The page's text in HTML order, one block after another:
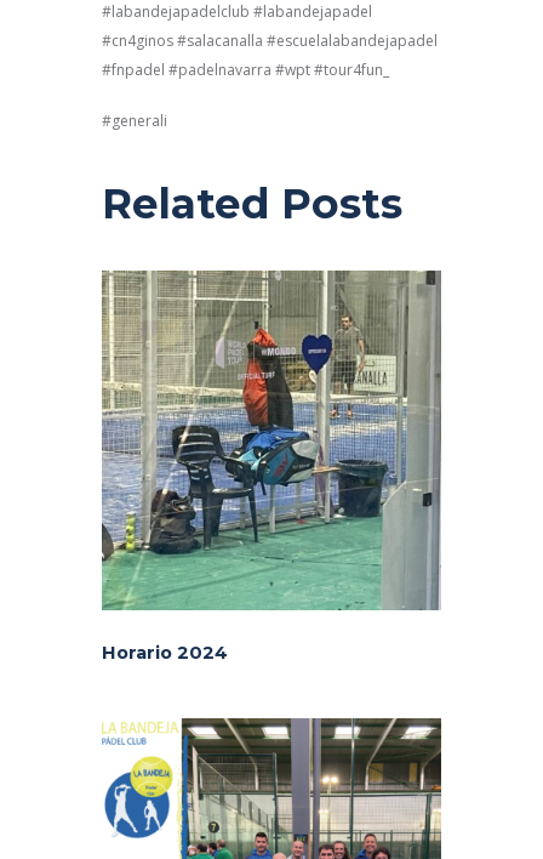
#labandejapadelclub #labandejapadel
#cn4ginos #salacanalla #escuelalabandejapadel
#fnpadel #padelnavarra #wpt #tour4fun_
#generali
Related Posts
Horario 2024